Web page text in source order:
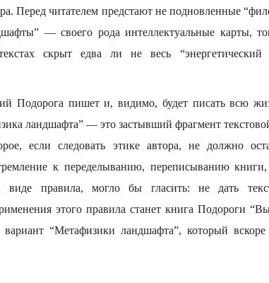
Перед читателем предстают не подновленные
— своего рода интеллектуальные карты,
скрыт едва ли не весь “энергетический
Подорога пишет и, видимо, будет писать всю
ландшафта” — это застывший фрагмент
если следовать этике автора, не должно
к переделыванию, переписыванию книги,
виде правила, могло бы гласить: не дать
этого правила станет книга Подороги
“Метафизики ландшафта”, который вскоре